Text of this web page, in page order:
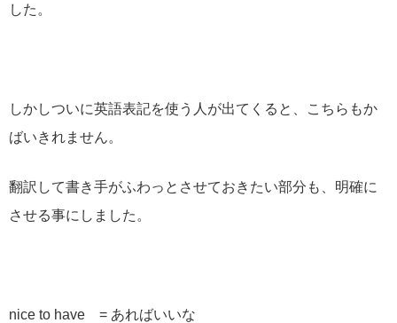
した。
しかしついに英語表記を使う人が出てくると、こちらもか
ばいきれません。
翻訳して書き手がふわっとさせておきたい部分も、明確に
させる事にしました。
nice to have = あればいいな